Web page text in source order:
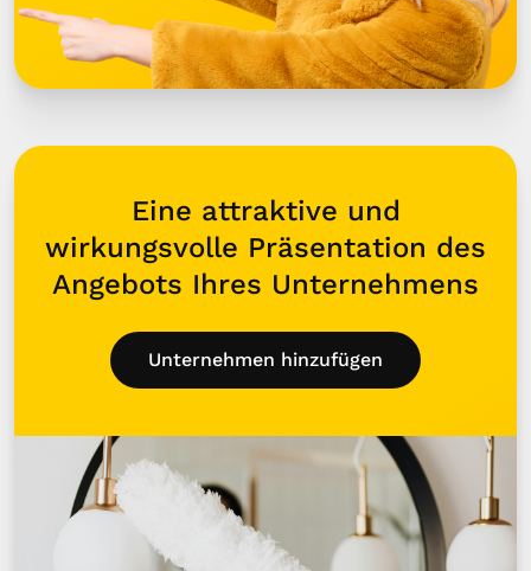
Eine attraktive und
wirkungsvolle Präsentation des
Angebots Ihres Unternehmens
Unternehmen hinzufügen